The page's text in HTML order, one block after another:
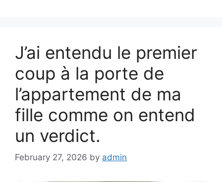
J’ai entendu le premier
coup à la porte de
l’appartement de ma
fille comme on entend
un verdict.
February 27, 2026 by admin